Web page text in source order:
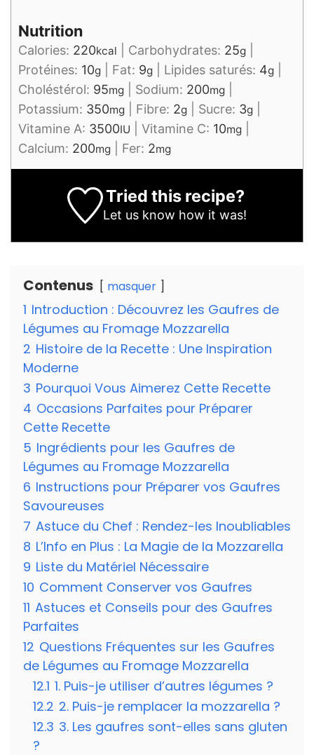
Nutrition
Calories: 220kcal Carbohydrates: 25g
Protéines: 10g Fat: 9g Lipides saturés: 4g
Choléstérol: 95mg Sodium: 200mg
Potassium: 350mg Fibre: 2g Sucre: 3g
Vitamine A: 3500IU Vitamine C: 10mg
Calcium: 200mg Fer: 2mg
Tried this recipe?
Let us know how it was!
Contenus masquer
1 Introduction : Découvrez les Gaufres de
Légumes au Fromage Mozzarella
2 Histoire de la Recette : Une Inspiration
Moderne
3 Pourquoi Vous Aimerez Cette Recette
4 Occasions Parfaites pour Préparer
Cette Recette
5 Ingrédients pour les Gaufres de
Légumes au Fromage Mozzarella
6 Instructions pour Préparer vos Gaufres
Savoureuses
7 Astuce du Chef : Rendez-les Inoubliables
8 L’Info en Plus : La Magie de la Mozzarella
9 Liste du Matériel Nécessaire
10 Comment Conserver vos Gaufres
11 Astuces et Conseils pour des Gaufres
Parfaites
12 Questions Fréquentes sur les Gaufres
de Légumes au Fromage Mozzarella
12.1 1. Puis-je utiliser d’autres légumes ?
12.2 2. Puis-je remplacer la mozzarella ?
12.3 3. Les gaufres sont-elles sans gluten
?